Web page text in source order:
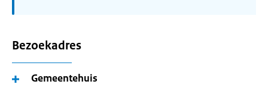
Bezoekadres
Gemeentehuis